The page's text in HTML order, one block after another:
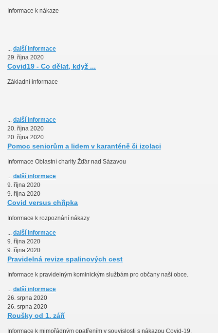
Informace k nákaze
... další informace
29. října 2020
Covid19 - Co dělat, když ...
Základní informace
... další informace
20. října 2020
20. října 2020
Pomoc seniorům a lidem v karanténě či izolaci
Informace Oblastní charity Žďár nad Sázavou
... další informace
9. října 2020
9. října 2020
Covid versus chřipka
Informace k rozpoznání nákazy
... další informace
9. října 2020
9. října 2020
Pravidelná revize spalinových cest
Informace k pravidelným kominickým službám pro občany naší obce.
... další informace
26. srpna 2020
26. srpna 2020
Roušky od 1. září
Informace k mimořádným opatřením v souvislosti s nákazou Covid-19.